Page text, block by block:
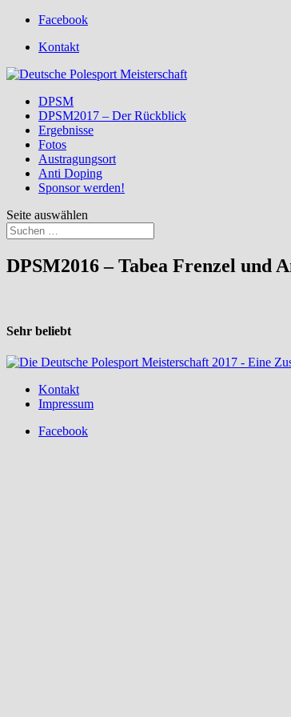
Facebook
Kontakt
DPSM
DPSM2017 – Der Rückblick
Ergebnisse
Fotos
Austragungsort
Anti Doping
Sponsor werden!
Seite auswählen
DPSM2016 – Tabea Frenzel und
Sehr beliebt
Kontakt
Impressum
Facebook